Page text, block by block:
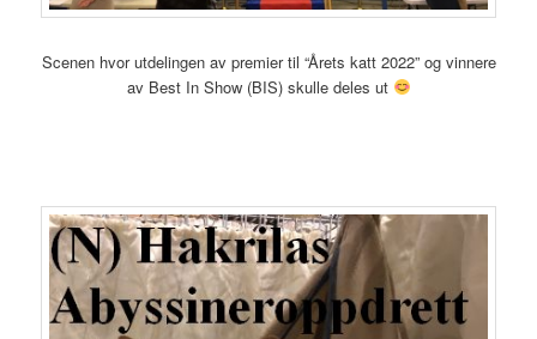
Scenen hvor utdelingen av premier til “Årets katt 2022” og vinnere
av Best In Show (BIS) skulle deles ut